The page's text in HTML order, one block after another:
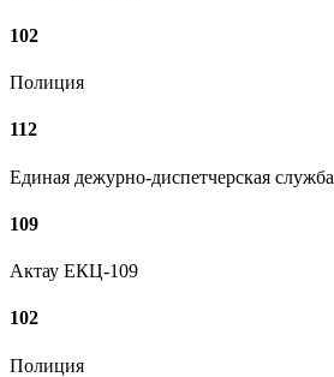
102
Полиция
112
Единая дежурно-диспетчерская служба
109
Актау ЕКЦ-109
102
Полиция